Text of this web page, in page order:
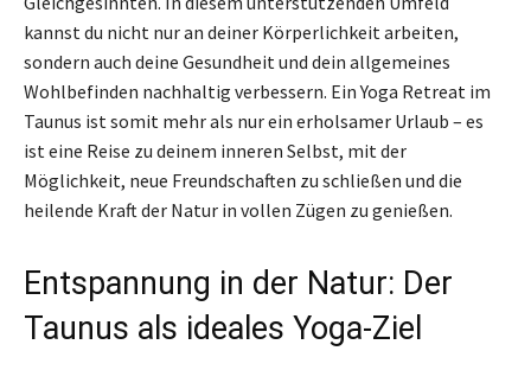
kannst du nicht nur an deiner Körperlichkeit arbeiten,
sondern auch deine Gesundheit und dein allgemeines
Wohlbefinden nachhaltig verbessern. Ein Yoga Retreat im
Taunus ist somit mehr als nur ein erholsamer Urlaub – es
ist eine Reise zu deinem inneren Selbst, mit der
Möglichkeit, neue Freundschaften zu schließen und die
heilende Kraft der Natur in vollen Zügen zu genießen.
Entspannung in der Natur: Der
Taunus als ideales Yoga-Ziel